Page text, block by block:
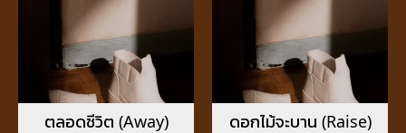
ตลอดชีวิต (Away) ดอกไม้จะบาน (Raise)